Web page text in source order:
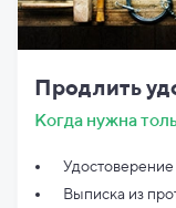
Продлить
Когда нужна
Удостоверение
Выписка из